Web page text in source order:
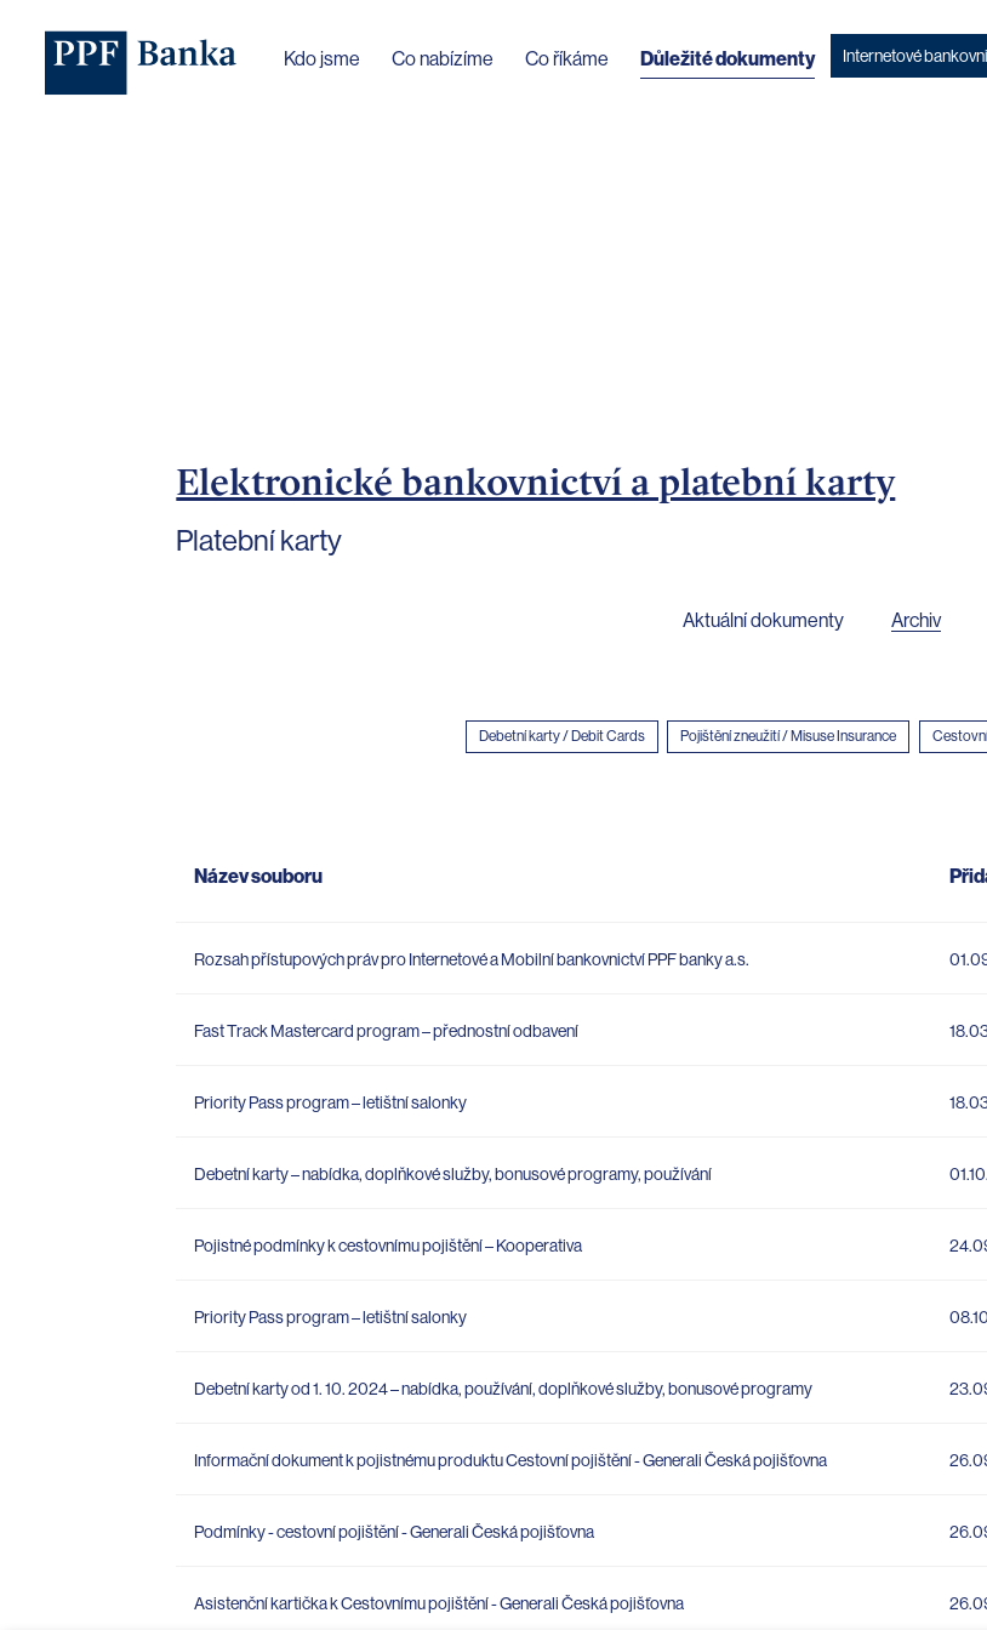
Kdo jsme Co nabízíme Co říkáme Důležité dokumenty Internetové
Elektronické bankovnictví a platební karty
Platební karty
Aktuální dokumenty Archiv
Debetní karty / Debit Cards Pojištění zneužití / Misuse Insurance
Název souboru
Rozsah přístupových práv pro Internetové a Mobilní bankovnictví PPF banky a.s.
Fast Track Mastercard program – přednostní odbavení
Priority Pass program – letištní salonky
Debetní karty – nabídka, doplňkové služby, bonusové programy, používání
Pojistné podmínky k cestovnímu pojištění – Kooperativa
Priority Pass program – letištní salonky
Debetní karty od 1. 10. 2024 – nabídka, používání, doplňkové služby, bonusové programy
Informační dokument k pojistnému produktu Cestovní pojištění - Generali Česká pojišťovna
Podmínky - cestovní pojištění - Generali Česká pojišťovna
Asistenční kartička k Cestovnímu pojištění - Generali Česká pojišťovna